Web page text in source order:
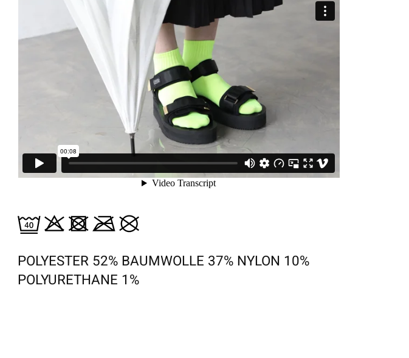
POLYESTER 52% BAUMWOLLE 37% NYLON 10%
POLYURETHANE 1%